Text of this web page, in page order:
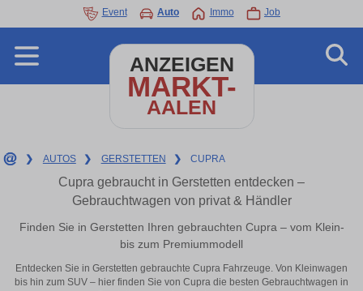
Event Auto Immo Job
ANZEIGEN
MARKT-
AALEN
❯ AUTOS ❯ GERSTETTEN ❯ CUPRA
Cupra gebraucht in Gerstetten entdecken –
Gebrauchtwagen von privat & Händler
Finden Sie in Gerstetten Ihren gebrauchten Cupra – vom Klein-
bis zum Premiummodell
Entdecken Sie in Gerstetten gebrauchte Cupra Fahrzeuge. Von Kleinwagen
bis hin zum SUV – hier finden Sie von Cupra die besten Gebrauchtwagen in